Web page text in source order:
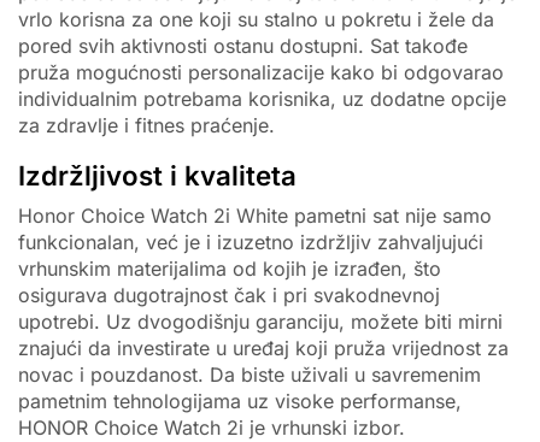
vrlo korisna za one koji su stalno u pokretu i žele da
pored svih aktivnosti ostanu dostupni. Sat takođe
pruža mogućnosti personalizacije kako bi odgovarao
individualnim potrebama korisnika, uz dodatne opcije
za zdravlje i fitnes praćenje.
Izdržljivost i kvaliteta
Honor Choice Watch 2i White pametni sat nije samo
funkcionalan, već je i izuzetno izdržljiv zahvaljujući
vrhunskim materijalima od kojih je izrađen, što
osigurava dugotrajnost čak i pri svakodnevnoj
upotrebi. Uz dvogodišnju garanciju, možete biti mirni
znajući da investirate u uređaj koji pruža vrijednost za
novac i pouzdanost. Da biste uživali u savremenim
pametnim tehnologijama uz visoke performanse,
HONOR Choice Watch 2i je vrhunski izbor.